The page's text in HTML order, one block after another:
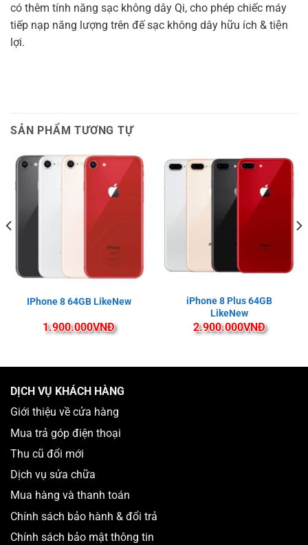
có thêm tính năng sạc không dây Qi, cho phép chiếc máy
tiếp nạp năng lượng trên đế sạc không dây hữu ích & tiện
lợi.
SẢN PHẨM TƯƠNG TỰ
IPhone 8 64GB LikeNew
1.900.000VNĐ
iPhone 8 Plus 64GB
LikeNew
2.900.000VNĐ
DỊCH VỤ KHÁCH HÀNG
Giới thiệu về cửa hàng
Mua trả góp điện thoại
Thu cũ đổi mới
Dịch vụ sửa chữa
Mua hàng và thanh toán
Chính sách bảo hành & đổi trả
Chính sách bảo mật thông tin